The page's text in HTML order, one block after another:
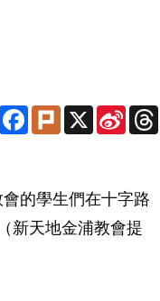
Line Facebook
Plurk X
Sina
的學生們在十字路
新天地金浦教會提